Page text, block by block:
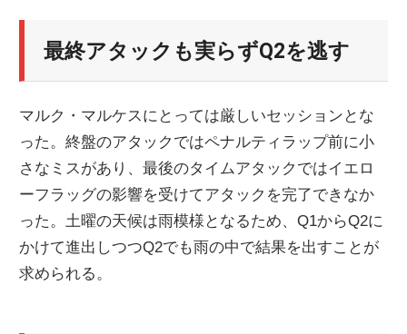
最終アタックも実らずQ2を逃す
マルク・マルケスにとっては厳しいセッションとな
った。終盤のアタックではペナルティラップ前に小
さなミスがあり、最後のタイムアタックではイエロ
ーフラッグの影響を受けてアタックを完了できなか
った。土曜の天候は雨模様となるため、Q1からQ2に
かけて進出しつつQ2でも雨の中で結果を出すことが
求められる。